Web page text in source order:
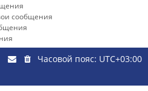
сообщения
Часовой пояс: UTC+03:00